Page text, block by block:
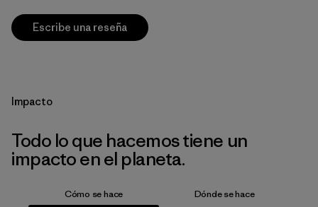
Escribe una reseña
Impacto
Todo lo que hacemos tiene un
impacto en el planeta.
Cómo se hace Dónde se hace